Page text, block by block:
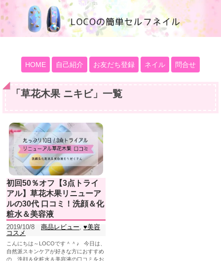
100均大好きママブログ
HOME 自己紹介 お友だち登録 ネイル 問合せ
「 草花木果 ニキビ」 一覧
初回50％オフ【3点トライ
アル】草花木果リニューア
ルの30代 口コミ！洗顔＆化
粧水＆美容液
2019/10/8 商品レビュー,♥美容
コスメ
こんにちは～LOCOです＾＾♪ 今日は、
自然派スキンケアが好きな方におすすめ
の、洗顔＆化粧水＆美容液の口コミをお